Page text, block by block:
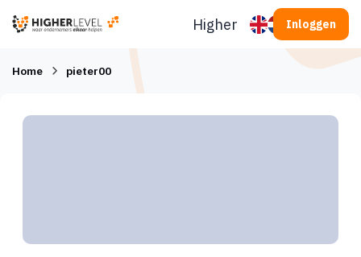
Higherlevel Inloggen
Home pieter00